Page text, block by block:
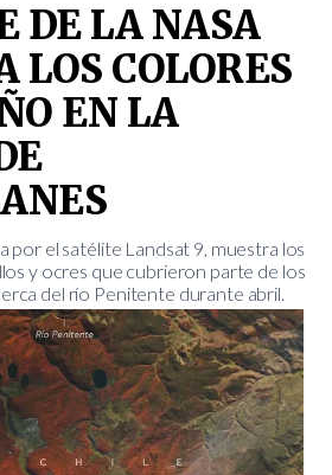
DE LA NASA
LOS COLORES
EN LA
por el satélite Landsat 9, muestra los
y ocres que cubrieron parte de los
del río Penitente durante abril.